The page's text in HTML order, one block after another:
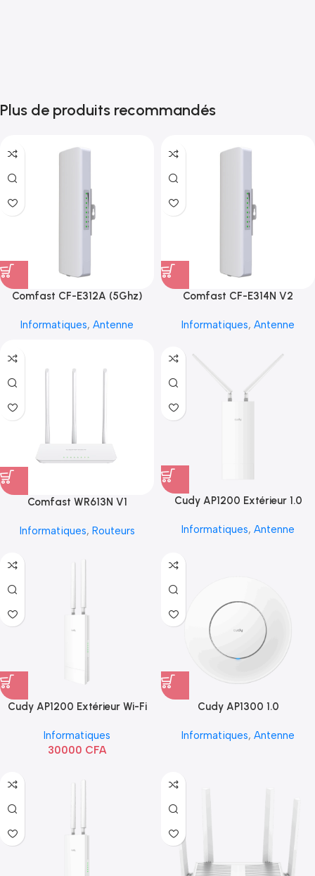
Plus de produits recommandés
Comfast CF-E312A (5Ghz)
Informatiques, Antenne
Comfast CF-E314N V2
Informatiques, Antenne
Comfast WR613N V1
Informatiques, Routeurs
Cudy AP1200 Extérieur 1.0
Informatiques, Antenne
Cudy AP1200 Extérieur Wi-Fi
Informatiques
30000 CFA
Cudy AP1300 1.0
Informatiques, Antenne